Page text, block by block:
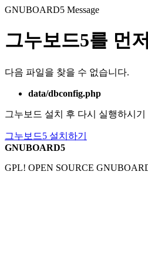
GNUBOARD5 Message
그누보드5를 먼
다음 파일을 찾을 수 없습니다.
data/dbconfig.php
그누보드 설치 후 다시 실행하시기
그누보드5 설치하기
GNUBOARD5
GPL! OPEN SOURCE